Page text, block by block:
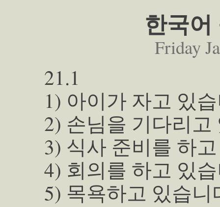
한국어
Friday
21.1
1) 아이가 자고 있
2) 손님을 기다리고
3) 식사 준비를 하
4) 회의를 하고 있
5) 목욕하고 있습니